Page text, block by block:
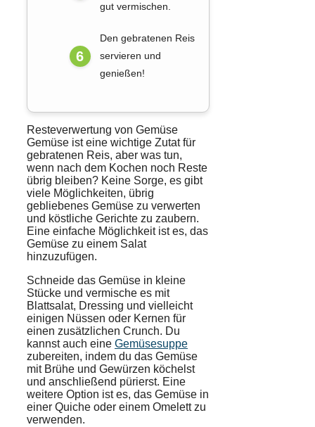
gut vermischen.
Den gebratenen Reis
servieren und
genießen!
Resteverwertung von Gemüse
Gemüse ist eine wichtige Zutat für
gebratenen Reis, aber was tun,
wenn nach dem Kochen noch Reste
übrig bleiben? Keine Sorge, es gibt
viele Möglichkeiten, übrig
gebliebenes Gemüse zu verwerten
und köstliche Gerichte zu zaubern.
Eine einfache Möglichkeit ist es, das
Gemüse zu einem Salat
hinzuzufügen.
Schneide das Gemüse in kleine
Stücke und vermische es mit
Blattsalat, Dressing und vielleicht
einigen Nüssen oder Kernen für
einen zusätzlichen Crunch. Du
kannst auch eine Gemüsesuppe
zubereiten, indem du das Gemüse
mit Brühe und Gewürzen köchelst
und anschließend pürierst. Eine
weitere Option ist es, das Gemüse in
einer Quiche oder einem Omelett zu
verwenden.